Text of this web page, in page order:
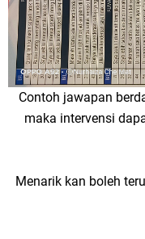
Contoh jawapan
maka intervensi
Menarik kan boleh